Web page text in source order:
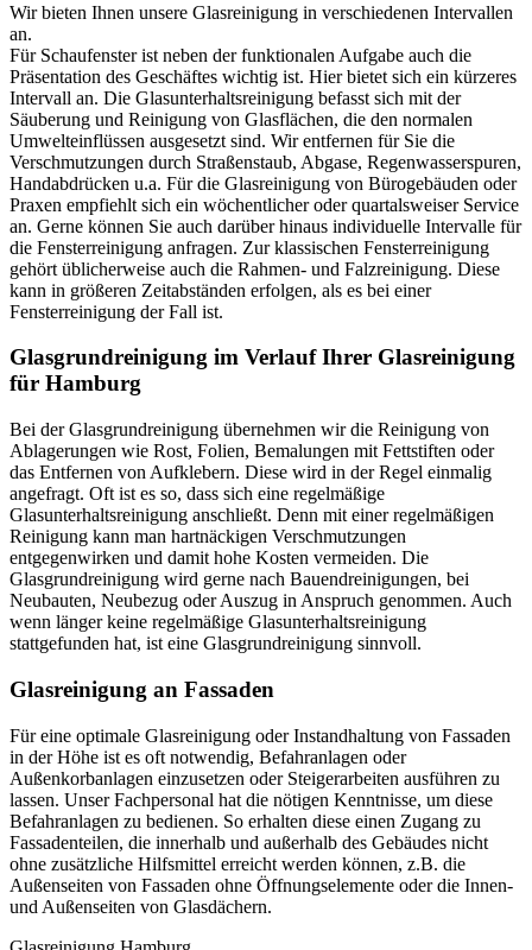
Wir bieten Ihnen unsere Glasreinigung in verschiedenen Intervallen
an.
Für Schaufenster ist neben der funktionalen Aufgabe auch die
Präsentation des Geschäftes wichtig ist. Hier bietet sich ein kürzeres
Intervall an. Die Glasunterhaltsreinigung befasst sich mit der
Säuberung und Reinigung von Glasflächen, die den normalen
Umwelteinflüssen ausgesetzt sind. Wir entfernen für Sie die
Verschmutzungen durch Straßenstaub, Abgase, Regenwasserspuren,
Handabdrücken u.a. Für die Glasreinigung von Bürogebäuden oder
Praxen empfiehlt sich ein wöchentlicher oder quartalsweiser Service
an. Gerne können Sie auch darüber hinaus individuelle Intervalle für
die Fensterreinigung anfragen. Zur klassischen Fensterreinigung
gehört üblicherweise auch die Rahmen- und Falzreinigung. Diese
kann in größeren Zeitabständen erfolgen, als es bei einer
Fensterreinigung der Fall ist.
Glasgrundreinigung im Verlauf Ihrer Glasreinigung
für Hamburg
Bei der Glasgrundreinigung übernehmen wir die Reinigung von
Ablagerungen wie Rost, Folien, Bemalungen mit Fettstiften oder
das Entfernen von Aufklebern. Diese wird in der Regel einmalig
angefragt. Oft ist es so, dass sich eine regelmäßige
Glasunterhaltsreinigung anschließt. Denn mit einer regelmäßigen
Reinigung kann man hartnäckigen Verschmutzungen
entgegenwirken und damit hohe Kosten vermeiden. Die
Glasgrundreinigung wird gerne nach Bauendreinigungen, bei
Neubauten, Neubezug oder Auszug in Anspruch genommen. Auch
wenn länger keine regelmäßige Glasunterhaltsreinigung
stattgefunden hat, ist eine Glasgrundreinigung sinnvoll.
Glasreinigung an Fassaden
Für eine optimale Glasreinigung oder Instandhaltung von Fassaden
in der Höhe ist es oft notwendig, Befahranlagen oder
Außenkorbanlagen einzusetzen oder Steigerarbeiten ausführen zu
lassen. Unser Fachpersonal hat die nötigen Kenntnisse, um diese
Befahranlagen zu bedienen. So erhalten diese einen Zugang zu
Fassadenteilen, die innerhalb und außerhalb des Gebäudes nicht
ohne zusätzliche Hilfsmittel erreicht werden können, z.B. die
Außenseiten von Fassaden ohne Öffnungselemente oder die Innen-
und Außenseiten von Glasdächern.